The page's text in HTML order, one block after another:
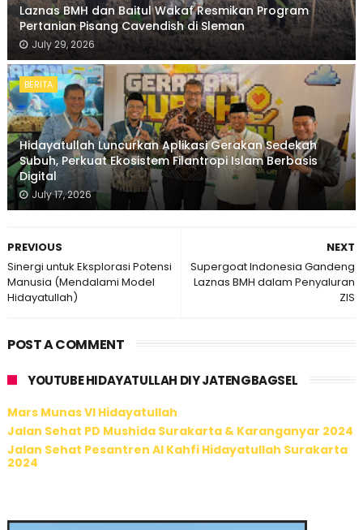
Laznas BMH dan Baitul Wakaf Resmikan Program
Pertanian Pisang Cavendish di Sleman
July 29, 2026
BERITA
Hidayatullah Luncurkan Aplikasi Gerakan Sedekah
Subuh, Perkuat Ekosistem Filantropi Islam Berbasis
Digital
July 17, 2026
NEXT
Supergoat Indonesia Gandeng
Laznas BMH dalam Penyaluran
ZIS
PREVIOUS
Sinergi untuk Eksplorasi Potensi
Manusia (Mendalami Model
Hidayatullah)
POST A COMMENT
YOUTUBE HIDAYATULLAH DIY JATENGBAGSEL
Mars Munas VI Hidayatullah
Jalan Sehat PD Mushida Surakarta & Karanganyar 2024
Jalan Sehat Pesantren Al Kahfi Hidayatullah Surakarta
2024